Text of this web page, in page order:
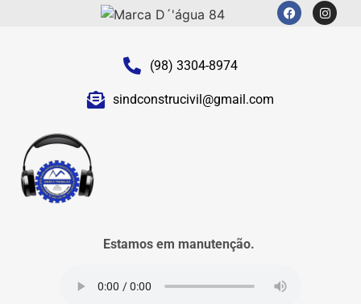
(98) 3304-8974
sindconstrucivil@gmail.com
Estamos em manutenção.